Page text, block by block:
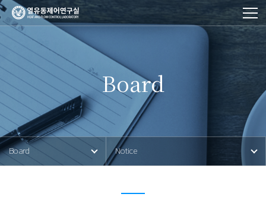
Board
사이트
이동
경로
Board Notice